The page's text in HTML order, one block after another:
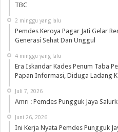
TBC
2 minggu yang lalu
Pemdes Keroya Pagar Jati Gelar
Generasi Sehat Dan Unggul
4 minggu yang lalu
Era Iskandar Kades Penum Taba
Papan Informasi, Diduga Ladang
Juli 7, 2026
Amri : Pemdes Pungguk Jaya
Juni 26, 2026
Ini Kerja Nyata Pemdes Pungguk